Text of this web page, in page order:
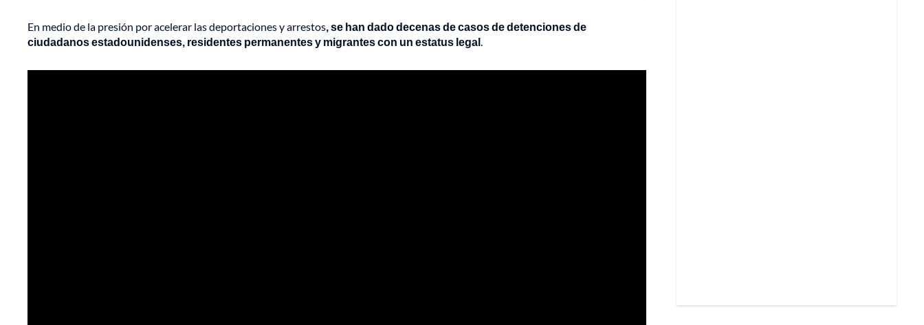
En medio de la presión por acelerar las deportaciones y arrestos, se han dado decenas de casos de detenciones de
ciudadanos estadounidenses, residentes permanentes y migrantes con un estatus legal.